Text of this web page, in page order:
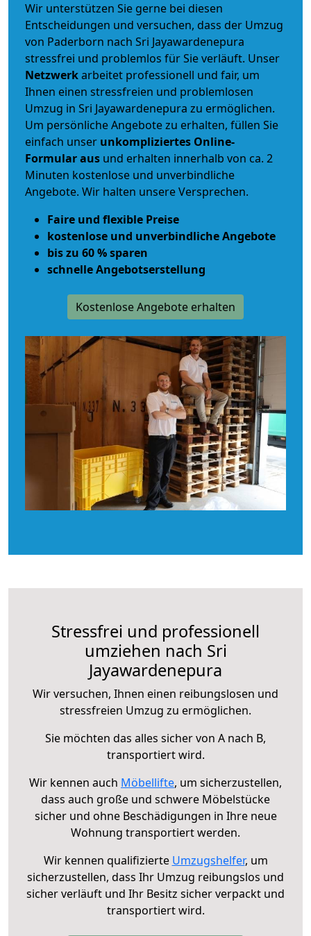
Wir unterstützen Sie gerne bei diesen
Entscheidungen und versuchen, dass der Umzug
von Paderborn nach Sri Jayawardenepura
stressfrei und problemlos für Sie verläuft. Unser
Netzwerkarbeitet professionell und fair, um
Ihnen einen stressfreien und problemlosen
Umzug in Sri Jayawardenepura zu ermöglichen.
Um persönliche Angebote zu erhalten, füllen Sie
einfach unser unkompliziertes Online-
Formular aus und erhalten innerhalb von ca. 2
Minuten kostenlose und unverbindliche
Angebote. Wir halten unsere Versprechen.
Faire und flexible Preise
kostenlose und unverbindliche Angebote
bis zu 60 % sparen
schnelle Angebotserstellung
Kostenlose Angebote erhalten
Stressfrei und professionell
umziehen nach Sri
Jayawardenepura
Wir versuchen, Ihnen einen reibungslosen und
stressfreien Umzug zu ermöglichen.
Sie möchten das alles sicher von A nach B,
transportiert wird.
Wir kennen auch Möbellifte, um sicherzustellen,
dass auch große und schwere Möbelstücke
sicher und ohne Beschädigungen in Ihre neue
Wohnung transportiert werden.
Wir kennen qualifizierte Umzugshelfer, um
sicherzustellen, dass Ihr Umzug reibungslos und
sicher verläuft und Ihr Besitz sicher verpackt und
transportiert wird.